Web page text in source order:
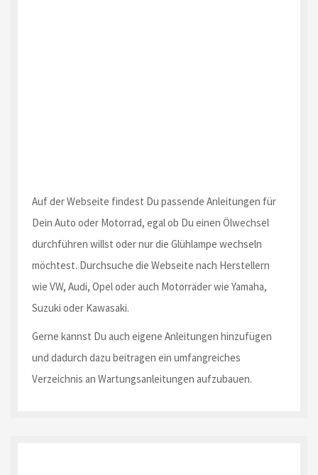
Auf der Webseite findest Du passende Anleitungen für
Dein Auto oder Motorrad, egal ob Du einen Ölwechsel
durchführen willst oder nur die Glühlampe wechseln
möchtest. Durchsuche die Webseite nach Herstellern
wie VW, Audi, Opel oder auch Motorräder wie Yamaha,
Suzuki oder Kawasaki.
Gerne kannst Du auch eigene Anleitungen hinzufügen
und dadurch dazu beitragen ein umfangreiches
Verzeichnis an Wartungsanleitungen aufzubauen.